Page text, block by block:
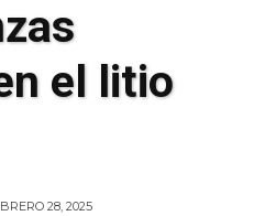
el litio
28, 2025